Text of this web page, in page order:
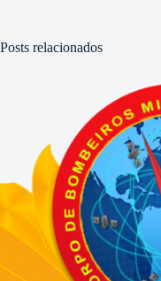
Posts relacionados